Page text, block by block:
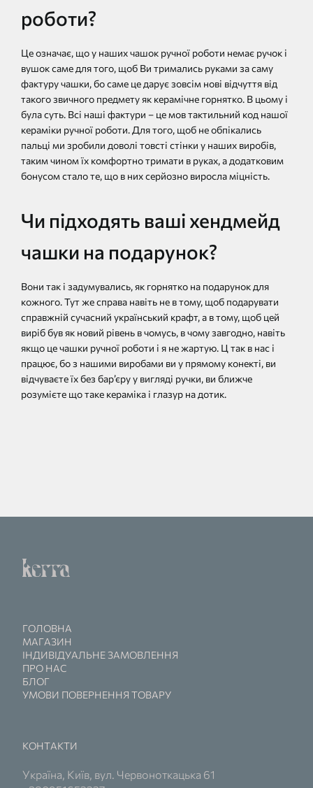
роботи?
Це означає, що у наших чашок ручної роботи немає ручок і
вушок саме для того, щоб Ви тримались руками за саму
фактуру чашки, бо саме це дарує зовсім нові відчуття від
такого звичного предмету як керамічне горнятко. В цьому і
була суть. Всі наші фактури – це мов тактильний код нашої
кераміки ручної роботи. Для того, щоб не обпікались
пальці ми зробили доволі товсті стінки у наших виробів,
таким чином їх комфортно тримати в руках, а додатковим
бонусом стало те, що в них серйозно виросла міцність.
Чи підходять ваші хендмейд
чашки на подарунок?
Вони так і задумувались, як горнятко на подарунок для
кожного. Тут же справа навіть не в тому, щоб подарувати
справжній сучасний український крафт, а в тому, щоб цей
виріб був як новий рівень в чомусь, в чому завгодно, навіть
якщо це чашки ручної роботи і я не жартую. Ц так в нас і
працює, бо з нашими виробами ви у прямому конекті, ви
відчуваєте їх без бар’єру у вигляді ручки, ви ближче
розумієте що таке кераміка і глазур на дотик.
ГОЛОВНА
МАГАЗИН
ІНДИВІДУАЛЬНЕ ЗАМОВЛЕННЯ
ПРО НАС
БЛОГ
УМОВИ ПОВЕРНЕННЯ ТОВАРУ
КОНТАКТИ
Україна, Київ, вул. Червоноткацька 61